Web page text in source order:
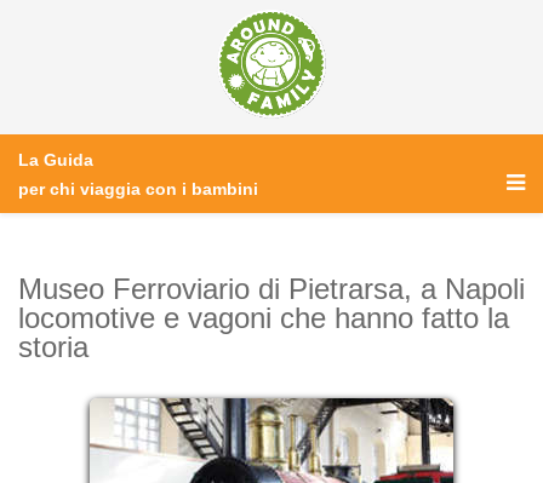
La Guida
per chi viaggia con i bambini
Museo Ferroviario di Pietrarsa, a Napoli
locomotive e vagoni che hanno fatto la
storia